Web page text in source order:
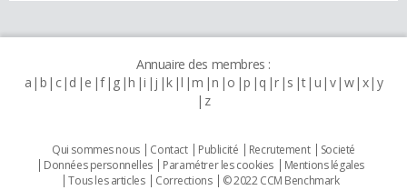
Annuaire des membres :
a b c d e f g h i j k l m n o p q r s t u v w x y
z
Qui sommes nous Contact Publicité Recrutement
Societé
Données personnelles
Paramétrer les cookies
Mentions légales
Tous les articles
Corrections © 2022 CCM Benchmark